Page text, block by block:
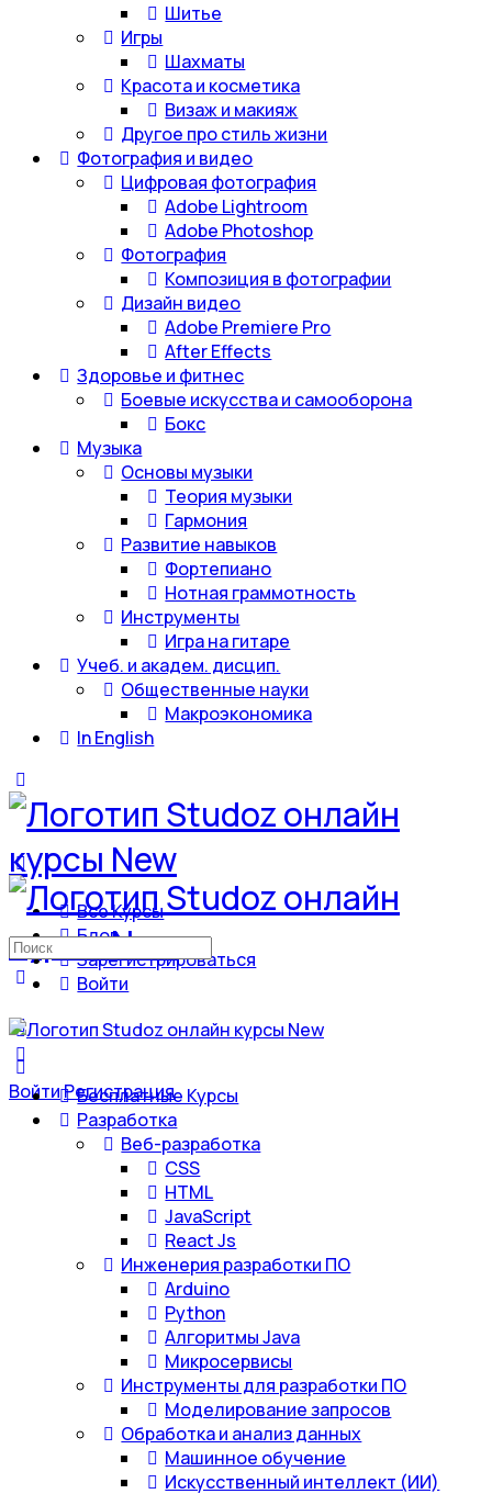
Шитье
Игры
Шахматы
Красота и косметика
Визаж и макияж
Другое про стиль жизни
Фотография и видео
Цифровая фотография
Adobe Lightroom
Adobe Photoshop
Фотография
Композиция в фотографии
Дизайн видео
Adobe Premiere Pro
After Effects
Здоровье и фитнес
Боевые искусства и самооборона
Бокс
Музыка
Основы музыки
Теория музыки
Гармония
Развитие навыков
Фортепиано
Нотная граммотность
Инструменты
Игра на гитаре
Учеб. и академ. дисцип.
Общественные науки
Макроэкономика
In English
Все Курсы
Блог
Зарегистрироваться
Войти
ВойтиРегистрация
Искать:
Бесплатные Курсы
Разработка
Веб-разработка
CSS
HTML
JavaScript
React Js
Инженерия разработки ПО
Arduino
Python
Алгоритмы Java
Микросервисы
Инструменты для разработки ПО
Моделирование запросов
Обработка и анализ данных
Машинное обучение
Искусственный интеллект (ИИ)